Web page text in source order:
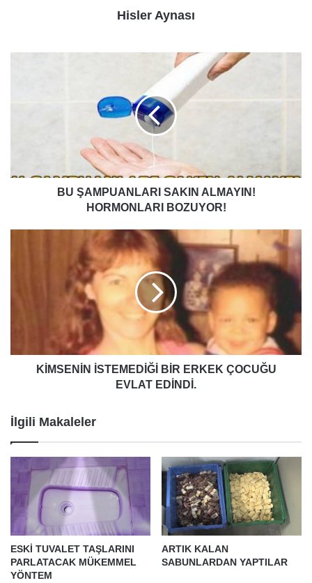
Hisler Aynası
BU ŞAMPUANLARI SAKIN ALMAYIN!
HORMONLARI BOZUYOR!
KİMSENİN İSTEMEDİĞİ BİR ERKEK ÇOCUĞU
EVLAT EDİNDİ.
İlgili Makaleler
ESKİ TUVALET TAŞLARINI
PARLATACAK MÜKEMMEL
YÖNTEM
ARTIK KALAN
SABUNLARDAN YAPTILAR